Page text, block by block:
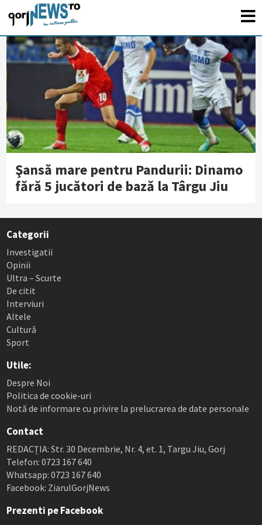
Şansă mare pentru Pandurii: Dinamo
fără 5 jucători de bază la Târgu Jiu
Categorii
Investigatii
Opinii
Ultra – Scurte
De citit
Interviuri
Altele
Cultură
Sport
Utile:
Despre Noi
Politica de cookie-uri
Notă de informare cu privire la prelucrarea de date personale
Contact
REDACȚIA: Str. 30 Decembrie, Nr. 4, et. 1, Targu Jiu, Gorj
Telefon: 0723 167 640
Whatsapp: 0723 167 640
Facebook: ZiarulGorjNews
Prezenti pe Facebook